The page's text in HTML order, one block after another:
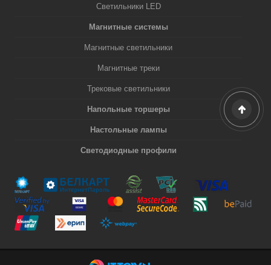
Светильники LED
Магнитные системы
Магнитные светильники
Магнитные треки
Трековые светильники
Напольные торшеры
Настольные лампы
Светодиодные профили